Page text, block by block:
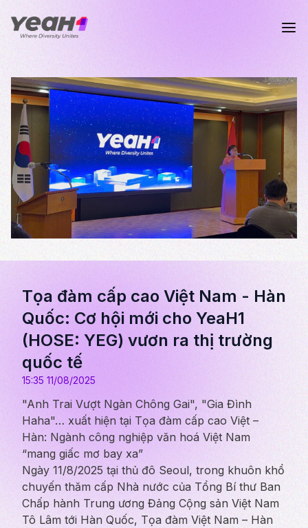
Tọa đàm cấp cao Việt Nam - Hàn
Quốc: Cơ hội mới cho YeaH1
(HOSE: YEG) vươn ra thị trường
quốc tế
15:35 11/08/2025
"Anh Trai Vượt Ngàn Chông Gai", "Gia Đình
Haha"… xuất hiện tại Tọa đàm cấp cao Việt –
Hàn: Ngành công nghiệp văn hoá Việt Nam
“mang giấc mơ bay xa”
Ngày 11/8/2025 tại thủ đô Seoul, trong khuôn khổ
chuyến thăm cấp Nhà nước của Tổng Bí thư Ban
Chấp hành Trung ương Đảng Cộng sản Việt Nam
Tô Lâm tới Hàn Quốc, Tọa đàm Việt Nam – Hàn